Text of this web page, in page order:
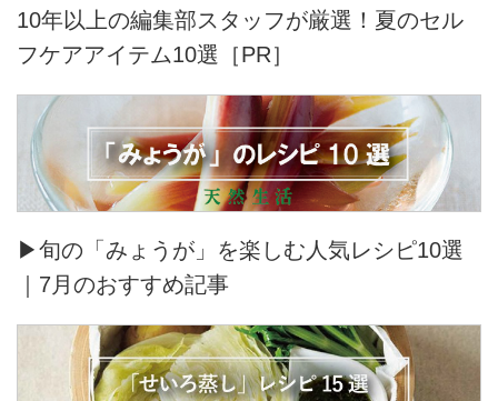
10年以上の編集部スタッフが厳選！夏のセル
フケアアイテム10選［PR］
▶旬の「みょうが」を楽しむ人気レシピ10選
｜7月のおすすめ記事